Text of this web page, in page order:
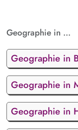
und Pflege des
Geographie in ...
Geographie in
Geographie in
Geographie in